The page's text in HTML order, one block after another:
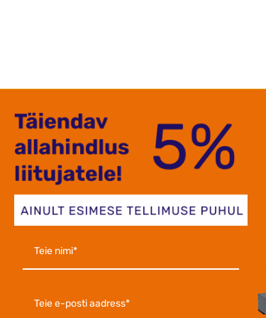
Väga kiire tarne Popup telgid
Kuna tegelen välimüügiga aasta
soovitan popup telke väga tugevad
Ants-kristjan S.